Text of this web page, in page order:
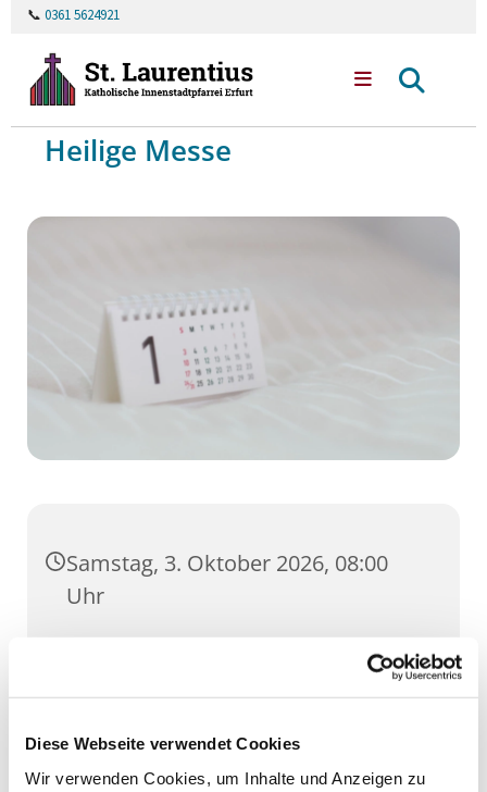
Diese Webseite verwendet Cookies
Wir verwenden Cookies, um Inhalte und Anzeigen zu
📞 0361 5624921
Heilige Messe
Samstag, 3. Oktober 2026, 08:00
Uhr
Allerheiligen, Marktstraße, 99084